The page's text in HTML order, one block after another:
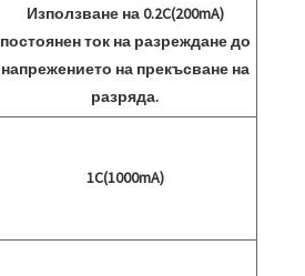
Използване на 0.2C(200mA)
постоянен ток на разреждане до
напрежението на прекъсване на
разряда.
1C(1000mA)